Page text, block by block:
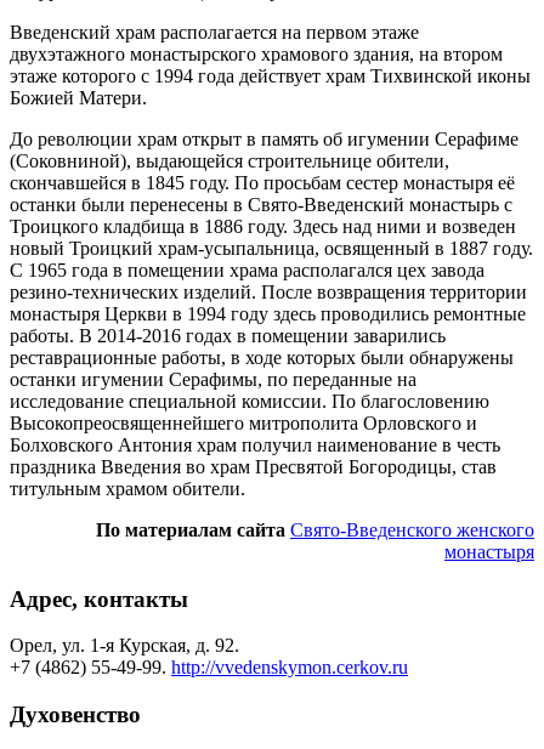
Введенский храм располагается на первом этаже
двухэтажного монастырского храмового здания, на втором
этаже которого с 1994 года действует храм Тихвинской иконы
Божией Матери.
До революции храм открыт в память об игумении Серафиме
(Соковниной), выдающейся строительнице обители,
скончавшейся в 1845 году. По просьбам сестер монастыря её
останки были перенесены в Свято-Введенский монастырь с
Троицкого кладбища в 1886 году. Здесь над ними и возведен
новый Троицкий храм-усыпальница, освященный в 1887 году.
С 1965 года в помещении храма располагался цех завода
резино-технических изделий. После возвращения территории
монастыря Церкви в 1994 году здесь проводились ремонтные
работы. В 2014-2016 годах в помещении заварились
реставрационные работы, в ходе которых были обнаружены
останки игумении Серафимы, по переданные на
исследование специальной комиссии. По благословению
Высокопреосвященнейшего митрополита Орловского и
Болховского Антония храм получил наименование в честь
праздника Введения во храм Пресвятой Богородицы, став
титульным храмом обители.
По материалам сайта Свято-Введенского женского
монастыря
Адрес, контакты
Орел, ул. 1-я Курская, д. 92.
+7 (4862) 55-49-99. http://vvedenskymon.cerkov.ru
Духовенство